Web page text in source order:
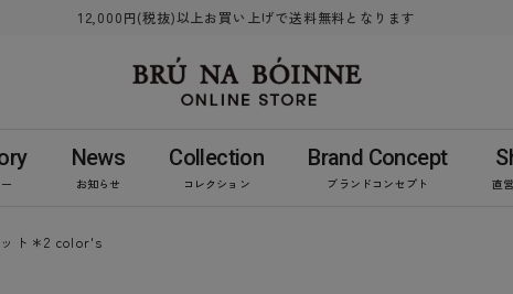
12,000円(税抜)以上お買い上げで送料無料となります
News
お知らせ
Collection
コレクション
Brand Concept
ブランドコンセプト 直
ト＊2 color's